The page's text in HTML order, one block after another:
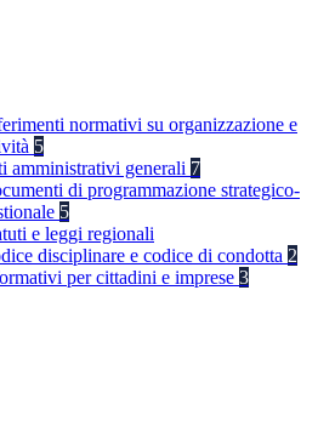
normativi su organizzazione e
5
amministrativi generali 7
di programmazione strategico-
5
e leggi regionali
disciplinare e codice di condotta 2
per cittadini e imprese 3